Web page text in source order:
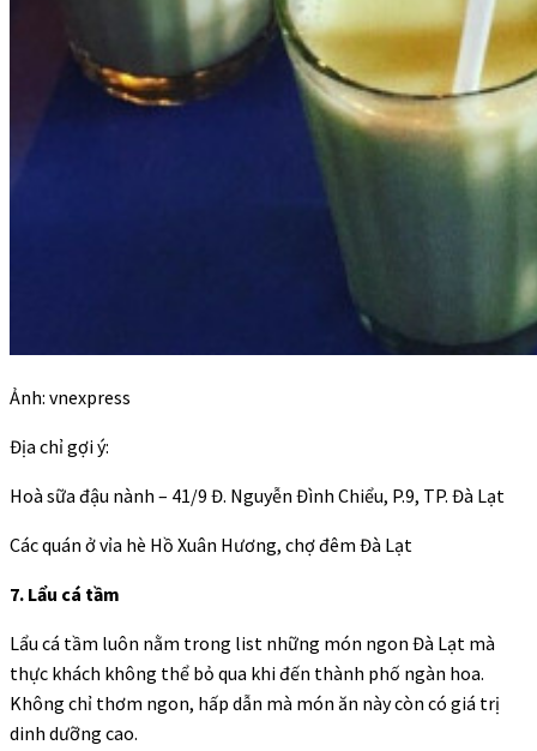
Ảnh: vnexpress
Địa chỉ gợi ý:
Hoà sữa đậu nành – 41/9 Đ. Nguyễn Đình Chiểu, P.9, TP. Đà Lạt
Các quán ở vỉa hè Hồ Xuân Hương, chợ đêm Đà Lạt
7. Lẩu cá tầm
Lẩu cá tầm luôn nằm trong list những món ngon Đà Lạt mà
thực khách không thể bỏ qua khi đến thành phố ngàn hoa.
Không chỉ thơm ngon, hấp dẫn mà món ăn này còn có giá trị
dinh dưỡng cao.